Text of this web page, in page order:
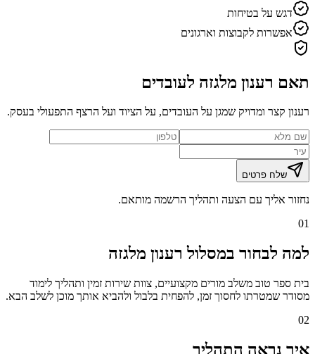
דגש על בטיחות
אפשרות לקבוצות וארגונים
תאם רענון מלגזה לעובדים
רענון קצר ומדויק שמגן על העובדים, על הציוד ועל הרצף התפעולי בעסק.
שלח פרטים
נחזור אליך עם הצעה ותהליך הרשמה מותאם.
01
למה לבחור במסלול רענון מלגזה
בית ספר טוב משלב מורים מקצועיים, צוות שירות זמין ותהליך לימוד
מסודר שמטרתו לחסוך זמן, להפחית בלבול ולהביא אותך מוכן לשלב הבא.
02
איך נראה התהליך